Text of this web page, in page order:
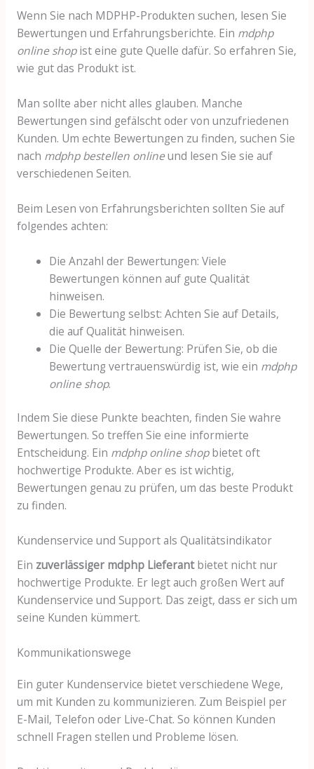
Wenn Sie nach MDPHP-Produkten suchen, lesen Sie
Bewertungen und Erfahrungsberichte. Ein mdphp
online shopist eine gute Quelle dafür. So erfahren Sie,
wie gut das Produkt ist.
Man sollte aber nicht alles glauben. Manche
Bewertungen sind gefälscht oder von unzufriedenen
Kunden. Um echte Bewertungen zu finden, suchen Sie
nach mdphp bestellen onlineund lesen Sie sie auf
verschiedenen Seiten.
Beim Lesen von Erfahrungsberichten sollten Sie auf
folgendes achten:
Die Anzahl der Bewertungen: Viele
Bewertungen können auf gute Qualität
hinweisen.
Die Bewertung selbst: Achten Sie auf Details,
die auf Qualität hinweisen.
Die Quelle der Bewertung: Prüfen Sie, ob die
Bewertung vertrauenswürdig ist, wie ein mdphp
online shop.
Indem Sie diese Punkte beachten, finden Sie wahre
Bewertungen. So treffen Sie eine informierte
Entscheidung. Ein mdphp online shopbietet oft
hochwertige Produkte. Aber es ist wichtig,
Bewertungen genau zu prüfen, um das beste Produkt
zu finden.
Kundenservice und Support als Qualitätsindikator
Ein zuverlässiger mdphp Lieferantbietet nicht nur
hochwertige Produkte. Er legt auch großen Wert auf
Kundenservice und Support. Das zeigt, dass er sich um
seine Kunden kümmert.
Kommunikationswege
Ein guter Kundenservice bietet verschiedene Wege,
um mit Kunden zu kommunizieren. Zum Beispiel per
E-Mail, Telefon oder Live-Chat. So können Kunden
schnell Fragen stellen und Probleme lösen.